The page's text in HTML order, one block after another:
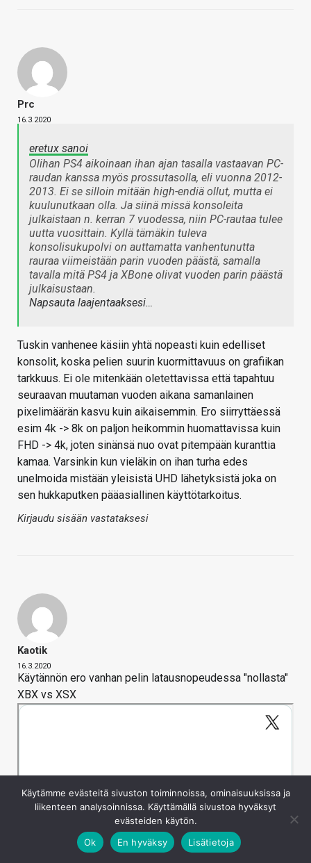
Prc
16.3.2020
eretux sanoi
Olihan PS4 aikoinaan ihan ajan tasalla vastaavan PC-
raudan kanssa myös prossutasolla, eli vuonna 2012-
2013. Ei se silloin mitään high-endiä ollut, mutta ei
kuulunutkaan olla. Ja siinä missä konsoleita
julkaistaan n. kerran 7 vuodessa, niin PC-rautaa tulee
uutta vuosittain. Kyllä tämäkin tuleva
konsolisukupolvi on auttamatta vanhentunutta
rauraa viimeistään parin vuoden päästä, samalla
tavalla mitä PS4 ja XBone olivat vuoden parin päästä
julkaisustaan.
Napsauta laajentaaksesi…
Tuskin vanhenee käsiin yhtä nopeasti kuin edelliset
konsolit, koska pelien suurin kuormittavuus on grafiikan
tarkkuus. Ei ole mitenkään oletettavissa että tapahtuu
seuraavan muutaman vuoden aikana samanlainen
pixelimäärän kasvu kuin aikaisemmin. Ero siirryttäessä
esim 4k -> 8k on paljon heikommin huomattavissa kuin
FHD -> 4k, joten sinänsä nuo ovat pitempään kuranttia
kamaa. Varsinkin kun vieläkin on ihan turha edes
unelmoida mistään yleisistä UHD lähetyksistä joka on
sen hukkaputken pääasiallinen käyttötarkoitus.
Kirjaudu sisään vastataksesi
Kaotik
16.3.2020
Käytännön ero vanhan pelin latausnopeudessa "nollasta"
XBX vs XSX
Käytämme evästeitä sivuston toiminnoissa, ominaisuuksissa ja
liikenteen analysoinnissa. Käyttämällä sivustoa hyväksyt
evästeiden käytön.
Ok
En hyväksy Lisätietoja